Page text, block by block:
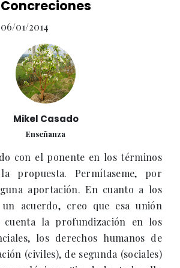
Concreciones
06/01/2014
Mikel Casado
Enseñanza
con el ponente en los términos
propuesta. Permítaseme, por
aportación. En cuanto a los
acuerdo, creo que esa unión
cuenta la profundización en los
los derechos humanos de
(civiles), de segunda (sociales)